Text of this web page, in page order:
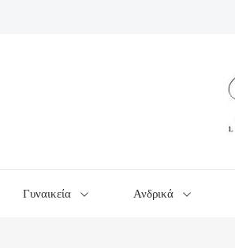
Γυναικεία Ανδρικά